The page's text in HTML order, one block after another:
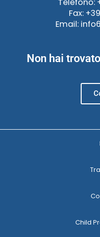
Fax:
Email:
Non hai
Child